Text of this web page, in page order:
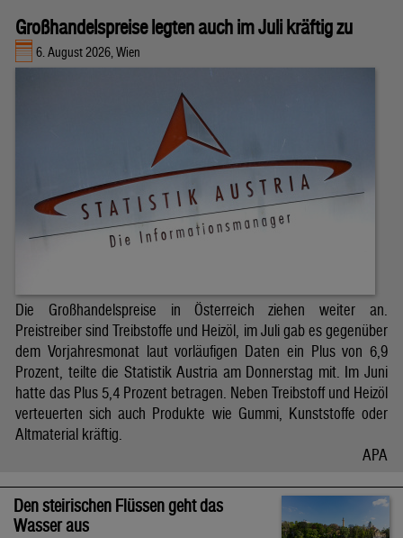
Großhandelspreise legten auch im Juli kräftig zu
6. August 2026, Wien
Die Großhandelspreise in Österreich ziehen weiter an.
Preistreiber sind Treibstoffe und Heizöl, im Juli gab es gegenüber
dem Vorjahresmonat laut vorläufigen Daten ein Plus von 6,9
Prozent, teilte die Statistik Austria am Donnerstag mit. Im Juni
hatte das Plus 5,4 Prozent betragen. Neben Treibstoff und Heizöl
verteuerten sich auch Produkte wie Gummi, Kunststoffe oder
Altmaterial kräftig.
APA
Den steirischen Flüssen geht das
Wasser aus